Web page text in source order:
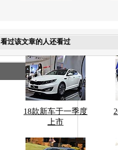
看过该文章的人还看过
18款新车于一季度
上市